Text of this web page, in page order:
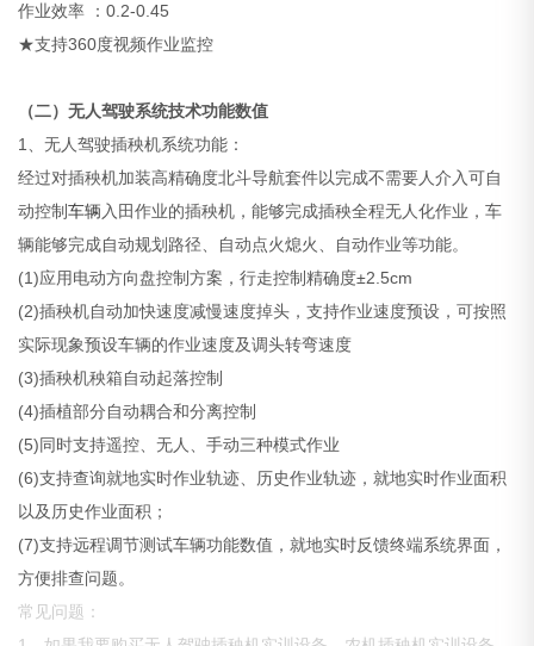
作业效率 ：0.2-0.45
★支持360度视频作业监控
（二）无人驾驶系统技术功能数值
1、无人驾驶插秧机系统功能：
经过对插秧机加装高精确度北斗导航套件以完成不需要人介入可自
动控制车辆入田作业的插秧机，能够完成插秧全程无人化作业，车
辆能够完成自动规划路径、自动点火熄火、自动作业等功能。
(1)应用电动方向盘控制方案，行走控制精确度±2.5cm
(2)插秧机自动加快速度减慢速度掉头，支持作业速度预设，可按照
实际现象预设车辆的作业速度及调头转弯速度
(3)插秧机秧箱自动起落控制
(4)插植部分自动耦合和分离控制
(5)同时支持遥控、无人、手动三种模式作业
(6)支持查询就地实时作业轨迹、历史作业轨迹，就地实时作业面积
以及历史作业面积；
(7)支持远程调节测试车辆功能数值，就地实时反馈终端系统界面，
方便排查问题。
常见问题：